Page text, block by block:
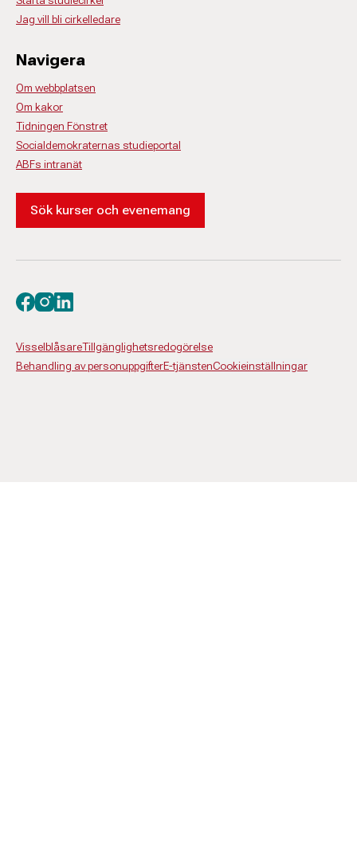
Jag vill bli cirkelledare
Navigera
Om webbplatsen
Om kakor
Tidningen Fönstret
Socialdemokraternas studieportal
ABFs intranät
Sök kurser och evenemang
VisselblåsareTillgänglighetsredogörelse
Behandling av personuppgifterE-tjänstenCookieinställningar
Besök oss på facebook
Besök oss på instagram
Besök oss på linkedin